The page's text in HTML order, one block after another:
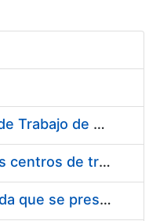
Suministro de Protectores Auditivos a medida para las personas trabajadoras de los Centros de Trabajo de Madrid y Burgos
Suministro de gafas graduadas antiproyecciones para los trabajadores de la FNMT-RCM en los centros de trabajo de Madrid y Burgos
Servicios de una empresa externa para el asesoramiento y resolución de los recursos de alzada que se presentan relacionados con procesos de selección para la FNMT-RCM